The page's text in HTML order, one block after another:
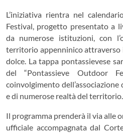
L’iniziativa rientra nel
Festival, progetto presentato a
da numerose istituzioni, con
territorio appenninico
dolce. La tappa pontassievese
del “Pontassieve Outdoor
coinvolgimento
e di numerose realtà del territorio.
Il programma prenderà il via alle
ufficiale accompagnata dal